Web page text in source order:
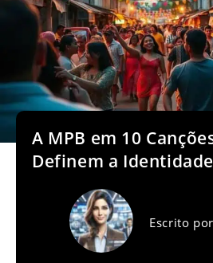
A MPB em 10
Definem a
Escrito